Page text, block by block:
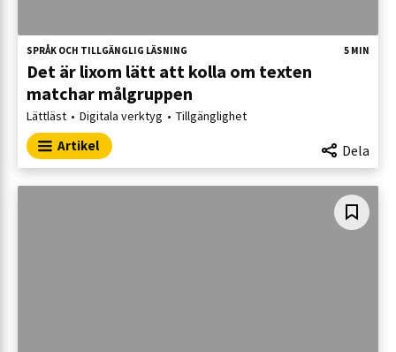
SPRÅK OCH TILLGÄNGLIG LÄSNING 5 MIN
Det är lixom lätt att kolla om texten
matchar målgruppen
Lättläst Digitala verktyg Tillgänglighet
Artikel Dela